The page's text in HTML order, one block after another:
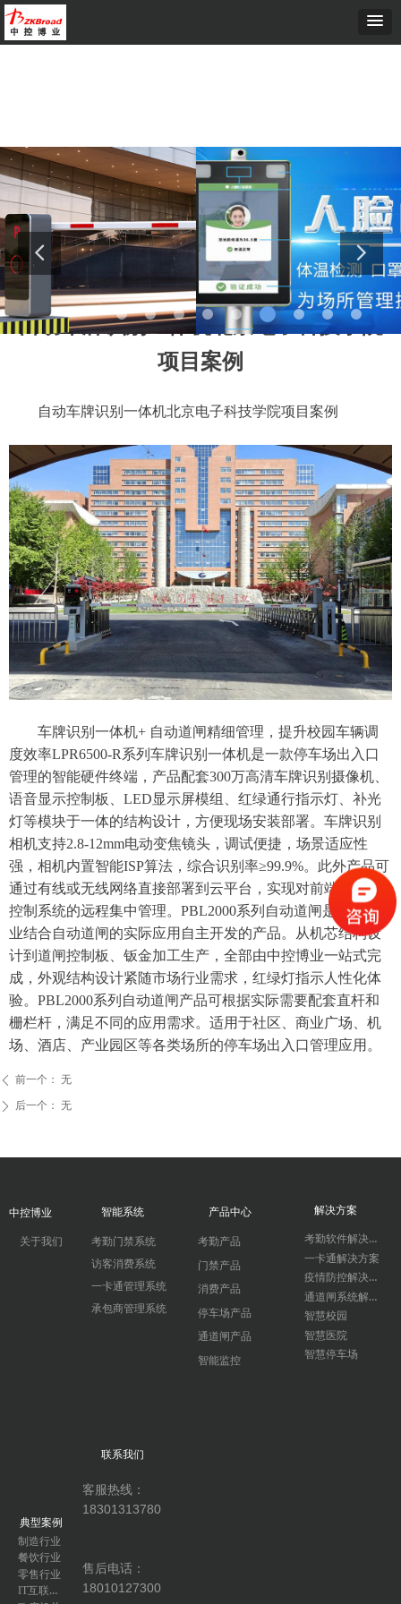
首页 ꄲ 自动车牌识别一体机北京电子科技学院项目案例
自动车牌识别一体机北京电子科技学院
项目案例
自动车牌识别一体机北京电子科技学院项目案例
车牌识别一体机+ 自动道闸精细管理，提升校园车辆调
度效率LPR6500-R系列车牌识别一体机是一款停车场出入口
管理的智能硬件终端，产品配套300万高清车牌识别摄像机、
语音显示控制板、LED显示屏模组、红绿通行指示灯、补光
灯等模块于一体的结构设计，方便现场安装部署。车牌识别
相机支持2.8-12mm电动变焦镜头，调试便捷，场景适应性
强，相机内置智能ISP算法，综合识别率≥99.9%。此外产品可
通过有线或无线网络直接部署到云平台，实现对前端出入口
控制系统的远程集中管理。PBL2000系列自动道闸是中控博
业结合自动道闸的实际应用自主开发的产品。从机芯结构设
计到道闸控制板、钣金加工生产，全部由中控博业一站式完
成，外观结构设计紧随市场行业需求，红绿灯指示人性化体
验。PBL2000系列自动道闸产品可根据实际需要配套直杆和
栅栏杆，满足不同的应用需求。适用于社区、商业广场、机
场、酒店、产业园区等各类场所的停车场出入口管理应用。
ꄴ 前一个： 无
ꄲ 后一个： 无
中控博业
考勤门禁系统
访客消费系统
一卡通管理系统
承包商管理系统
考勤产品
门禁产品
消费产品
停车场产品
通道闸产品
智能监控
考勤软件解决方案
一卡通解决方案
疫情防控解决方案
通道闸系统解决方案
智慧校园
智慧医院
智慧停车场
制造行业
餐饮行业
零售行业
IT互联网行业
关于我们
智能系统 产品中心 解决方案
典型案例
联系我们
客服热线：
18301313780
售后电话：
18010127300